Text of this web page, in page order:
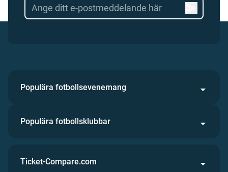
Populära fotbollsevenemang
Populära fotbollsklubbar
Ticket-Compare.com